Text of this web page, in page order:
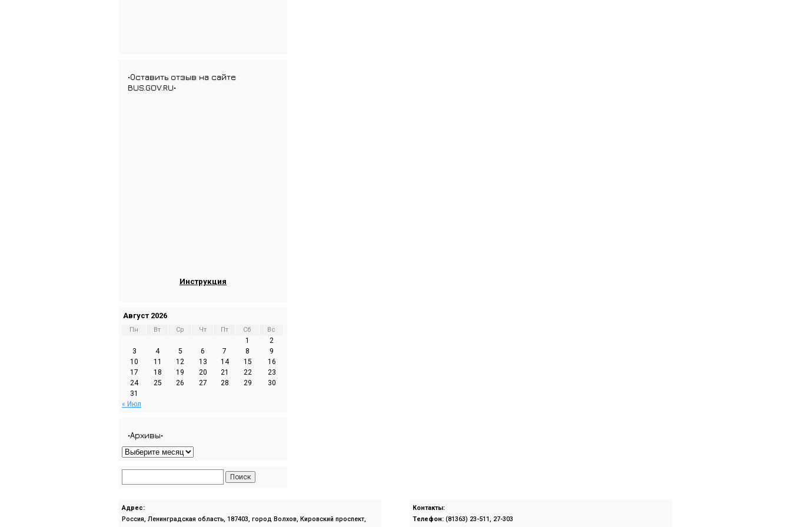
•Оставить отзыв на сайте
BUS.GOV.RU•
Инструкция
Август 2026
Пн Вт Ср Чт Пт Сб Вс
1
2
3
4 5 6 7 8
9
10
11 12 13 14 15
16
17
18 19 20 21 22
23
24
25 26 27 28 29
30
31
« Июл
•Архивы•
Адрес:
Россия, Ленинградская область, 187403, город Волхов, Кировский проспект,
Контакты:
Телефон: (81363) 23-511, 27-303